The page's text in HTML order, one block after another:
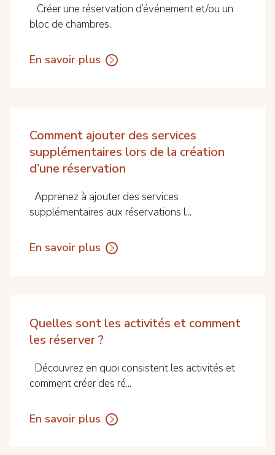
Créer une réservation d’événement et/ou un
bloc de chambres.
En savoir plus
Comment ajouter des services
supplémentaires lors de la création
d’une réservation
Apprenez à ajouter des services
supplémentaires aux réservations l...
En savoir plus
Quelles sont les activités et comment
les réserver ?
Découvrez en quoi consistent les activités et
comment créer des ré...
En savoir plus